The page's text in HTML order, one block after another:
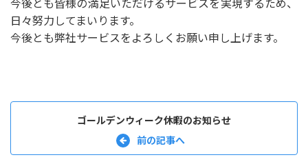
日々努力してまいります。
今後とも弊社サービスをよろしくお願い申し上げます。
ゴールデンウィーク休暇のお知らせ